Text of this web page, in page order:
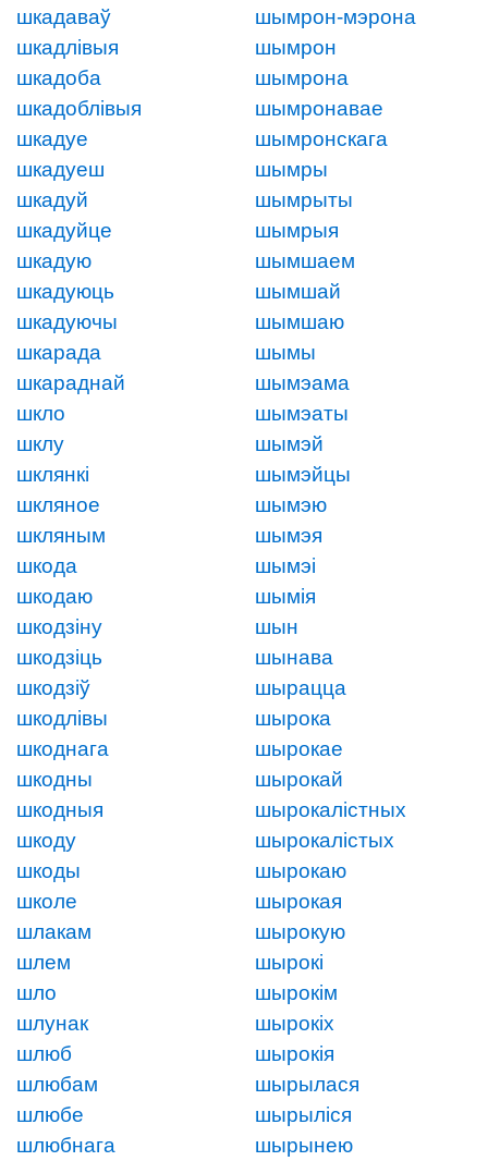
шкадаваў
шкадлівыя
шкадоба
шкадоблівыя
шкадуе
шкадуеш
шкадуй
шкадуйце
шкадую
шкадуюць
шкадуючы
шкарада
шкараднай
шкло
шклу
шклянкі
шкляное
шкляным
шкода
шкодаю
шкодзіну
шкодзіць
шкодзіў
шкодлівы
шкоднага
шкодны
шкодныя
шкоду
шкоды
школе
шлакам
шлем
шло
шлунак
шлюб
шлюбам
шлюбе
шлюбнага
шымрон-мэрона
шымрон
шымрона
шымронавае
шымронскага
шымры
шымрыты
шымрыя
шымшаем
шымшай
шымшаю
шымы
шымэама
шымэаты
шымэй
шымэйцы
шымэю
шымэя
шымэі
шымія
шын
шынава
шырацца
шырока
шырокае
шырокай
шырокалістных
шырокалістых
шырокаю
шырокая
шырокую
шырокі
шырокім
шырокіх
шырокія
шырылася
шырыліся
шырынею